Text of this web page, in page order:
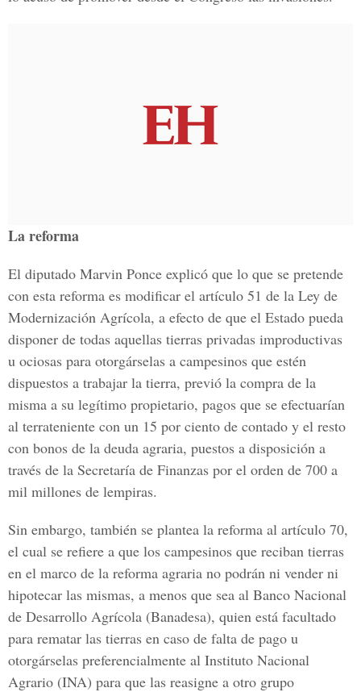
La reforma
El diputado Marvin Ponce explicó que lo que se pretende
con esta reforma es modificar el artículo 51 de la Ley de
Modernización Agrícola, a efecto de que el Estado pueda
disponer de todas aquellas tierras privadas improductivas
u ociosas para otorgárselas a campesinos que estén
dispuestos a trabajar la tierra, previó la compra de la
misma a su legítimo propietario, pagos que se efectuarían
al terrateniente con un 15 por ciento de contado y el resto
con bonos de la deuda agraria, puestos a disposición a
través de la Secretaría de Finanzas por el orden de 700 a
mil millones de lempiras.
Sin embargo, también se plantea la reforma al artículo 70,
el cual se refiere a que los campesinos que reciban tierras
en el marco de la reforma agraria no podrán ni vender ni
hipotecar las mismas, a menos que sea al Banco Nacional
de Desarrollo Agrícola (Banadesa), quien está facultado
para rematar las tierras en caso de falta de pago u
otorgárselas preferencialmente al Instituto Nacional
Agrario (INA) para que las reasigne a otro grupo